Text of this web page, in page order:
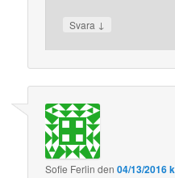
Svara ↓
Sofie Ferlin den04/13/2016